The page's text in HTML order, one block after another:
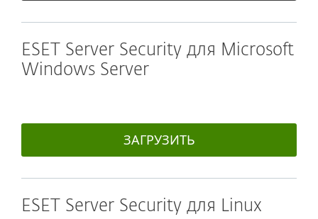
ESET Server Security для Microsoft
Windows Server
ЗАГРУЗИТЬ
ESET Server Security для Linux